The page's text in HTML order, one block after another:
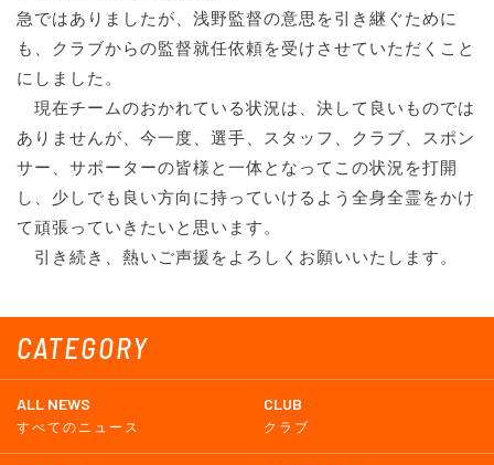
CATEGORY
ALL NEWS
すべてのニュース
CLUB
クラブ
急ではありましたが、浅野監督の意思を引き継ぐために
も、クラブからの監督就任依頼を受けさせていただくこと
にしました。
現在チームのおかれている状況は、決して良いものでは
ありませんが、今一度、選手、スタッフ、クラブ、スポン
サー、サポーターの皆様と一体となってこの状況を打開
し、少しでも良い方向に持っていけるよう全身全霊をかけ
て頑張っていきたいと思います。
引き続き、熱いご声援をよろしくお願いいたします。